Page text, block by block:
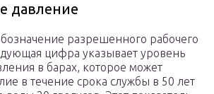
давление
разрешенного рабочего
цифра указывает уровень
в барах, которое может
в течение срока службы в 50 лет